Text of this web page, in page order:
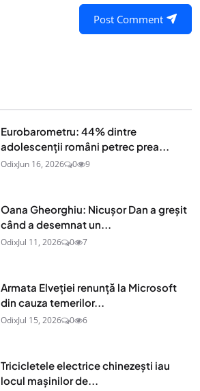
Post Comment
Eurobarometru: 44% dintre
adolescenţii români petrec prea...
OdixJun 16, 2026 0 9
Oana Gheorghiu: Nicușor Dan a greșit
când a desemnat un...
OdixJul 11, 2026 0 7
Armata Elveției renunță la Microsoft
din cauza temerilor...
OdixJul 15, 2026 0 6
Tricicletele electrice chinezești iau
locul mașinilor de...